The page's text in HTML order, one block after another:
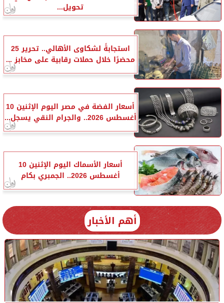
تحويل...
استجابةً لشكاوى الأهالي.. تحرير 25
محضرًا خلال حملات رقابية على مخابز ...
أسعار الفضة في مصر اليوم الإثنين 10
أغسطس 2026.. والجرام النقي يسجل...
أسعار الأسماك اليوم الإثنين 10
أغسطس 2026.. الجمبري بكام
أهم الأخبار